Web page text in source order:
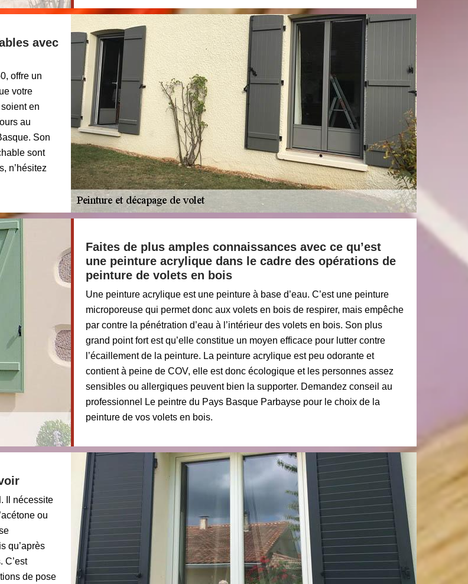
avec
offre un
votre
en
au
Son
sont
n’hésitez
Faites de plus amples connaissances avec ce qu’est
une peinture acrylique dans le cadre des opérations de
peinture de volets en bois
Une peinture acrylique est une peinture à base d’eau. C’est une peinture
microporeuse qui permet donc aux volets en bois de respirer, mais empêche
par contre la pénétration d’eau à l’intérieur des volets en bois. Son plus
grand point fort est qu’elle constitue un moyen efficace pour lutter contre
l’écaillement de la peinture. La peinture acrylique est peu odorante et
contient à peine de COV, elle est donc écologique et les personnes assez
sensibles ou allergiques peuvent bien la supporter. Demandez conseil au
professionnel Le peintre du Pays Basque Parbayse pour le choix de la
peinture de vos volets en bois.
Il nécessite
ou
qu’après
C’est
de pose